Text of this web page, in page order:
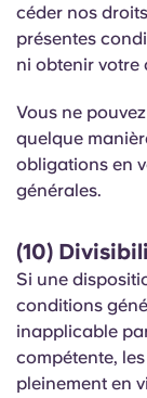
céder nos
présentes
ni obtenir votre
Vous ne
quelque
obligations en
générales.
(10)
Si une
conditions
inapplicable
compétente,
pleinement en